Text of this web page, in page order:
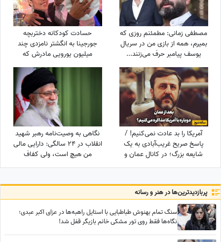
مصطفی زمانی: مطمئنم روزی که
بمیرم، همه از بازی من در سریال
یوسف پیامبر حرف می‌زنند...
+ویدیو
حسادت کودکانه دختربچه
جورجینا به انگشتر نامزدی چند
میلیون یورویی مادرش که
رونالدو به او هدیه داده بود!
آمریکا را بد عادت نمی‌کنیم! /
پاسخ صریح غریب‌آبادی به یک
شایعه بزرگ؛ در کانال عمان و
پشت‌پرده تنگه هرمز چه می‌گذرد؟
نگاهی به وصیت‌نامه رهبر شهید
انقلاب در 24 سالگی: دارایی مالی
من هیچ است، ولی کفاف
قرض‌های مرا می‌دهد؛ بیشترین
بود؟
پربازدید‌ترین‌ها در هنر و رسانه
سنگ تمام بهنوش طباطبایی با استایل راهبه‌ها در عزای اکبر عبدی؛
نگاه‌ها فقط روی تور مشکی خانم بازیگر قفل شد!